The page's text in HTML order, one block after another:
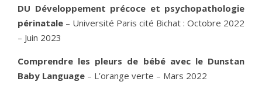
DU Développement précoce et psychopathologie
périnatale – Université Paris cité Bichat : Octobre 2022
– Juin 2023
Comprendre les pleurs de bébé avec le Dunstan
Baby Language – L’orange verte – Mars 2022